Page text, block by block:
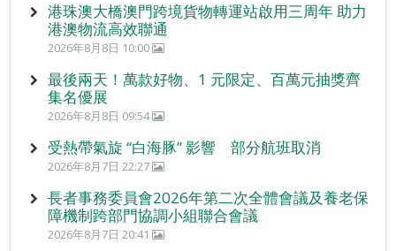
港珠澳大橋澳門跨境貨物轉運站啟用三周年 助力
港澳物流高效聯通
2026年8月8日 10:00
最後兩天！萬款好物、1 元限定、百萬元抽獎齊
集名優展
2026年8月8日 09:54
受熱帶氣旋 “白海豚” 影響 部分航班取消
2026年8月7日 22:27
長者事務委員會2026年第二次全體會議及養老保
障機制跨部門協調小組聯合會議
2026年8月7日 20:41